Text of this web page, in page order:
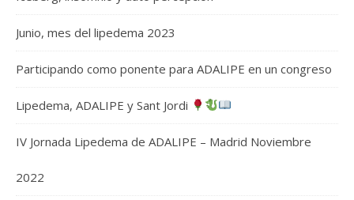
Junio, mes del lipedema 2023
Participando como ponente para ADALIPE en un congreso
Lipedema, ADALIPE y Sant Jordi
IV Jornada Lipedema de ADALIPE – Madrid Noviembre
2022